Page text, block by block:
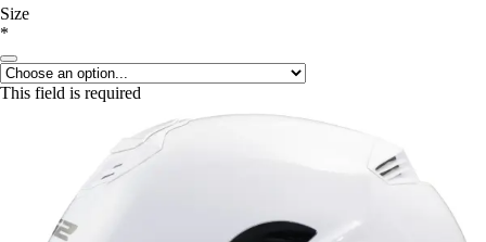
Size
*
This field is required